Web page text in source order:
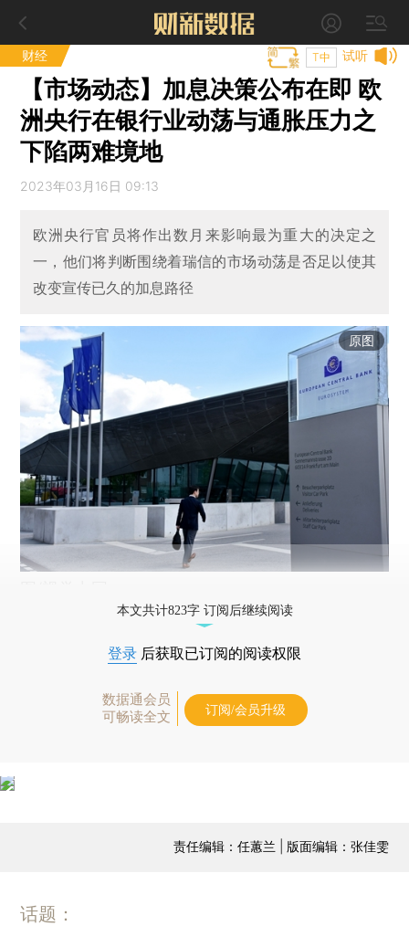
财经 试听
T中
【市场动态】加息决策公布在即 欧
洲央行在银行业动荡与通胀压力之
下陷两难境地
2023年03月16日 09:13
欧洲央行官员将作出数月来影响最为重大的决定之
一，他们将判断围绕着瑞信的市场动荡是否足以使其
改变宣传已久的加息路径
原图
本文共计823字 订阅后继续阅读
登录 后获取已订阅的阅读权限
数据通会员
可畅读全文
订阅/会员升级
责任编辑：任蕙兰 | 版面编辑：张佳雯
话题：